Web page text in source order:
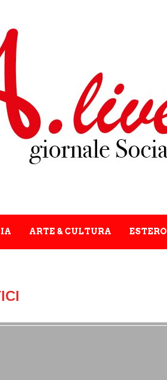
ARTE & CULTURA ESTERO